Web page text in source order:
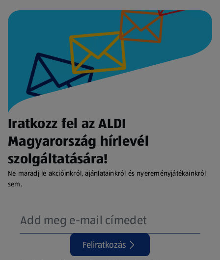
Iratkozz fel az ALDI
Magyarország hírlevél
szolgáltatására!
Ne maradj le akcióinkról, ajánlatainkról és nyereményjátékainkról
sem.
Feliratkozás